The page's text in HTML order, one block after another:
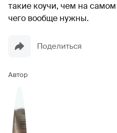
такие коучи, чем на
чего вообще нужны.
Поделиться
Автор